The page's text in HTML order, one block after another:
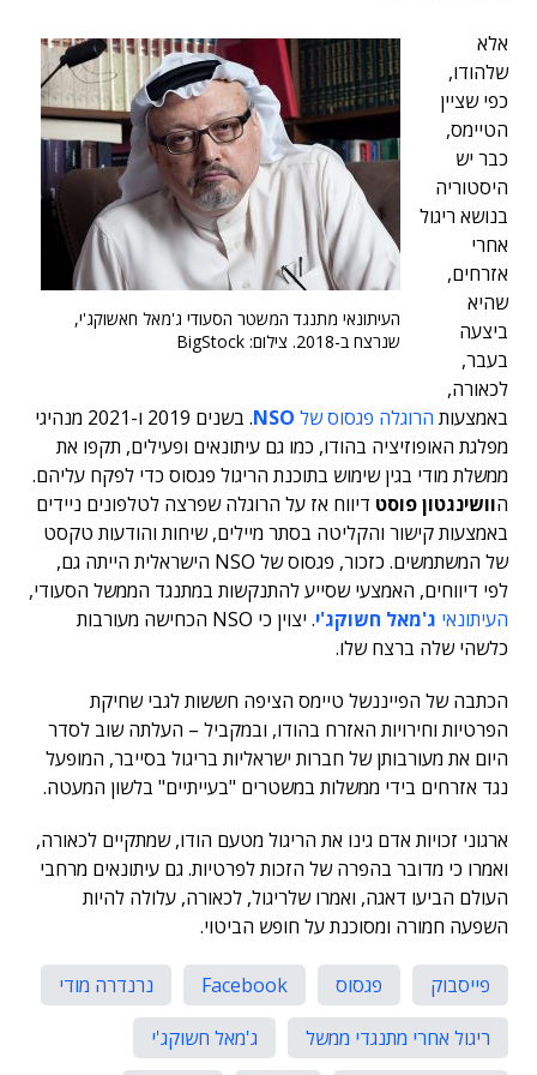
העיתונאי מתנגד המשטר הסעודי ג'מאל חאשוקג'י,
שנרצח ב-2018. צילום: BigStock
אלא
שלהודו,
כפי שציין
הטיימס,
כבר יש
היסטוריה
בנושא ריגול
אחרי
אזרחים,
שהיא
ביצעה
בעבר,
לכאורה,
באמצעות הרוגלה פגסוס של NSO
. בשנים 2019 ו-2021 מנהיגי
מפלגת האופוזיציה בהודו, כמו גם עיתונאים ופעילים, תקפו את
ממשלת מודי בגין שימוש בתוכנת הריגול פגסוס כדי לפקח עליהם.
הוושינגטון פוסט דיווח אז על הרוגלה שפרצה לטלפונים ניידים
באמצעות קישור והקליטה בסתר מיילים, שיחות והודעות טקסט
של המשתמשים. כזכור, פגסוס של NSO הישראלית הייתה גם,
לפי דיווחים, האמצעי שסייע להתנקשות במתנגד הממשל הסעודי,
העיתונאי ג'מאל חשוקג'י
. יצוין כי NSO הכחישה מעורבות
כלשהי שלה ברצח שלו.
הכתבה של הפייננשל טיימס הציפה חששות לגבי שחיקת
הפרטיות וחירויות האזרח בהודו, ובמקביל – העלתה שוב לסדר
היום את מעורבותן של חברות ישראליות בריגול בסייבר, המופעל
נגד אזרחים בידי ממשלות במשטרים "בעייתיים" בלשון המעטה.
ארגוני זכויות אדם גינו את הריגול מטעם הודו, שמתקיים לכאורה,
ואמרו כי מדובר בהפרה של הזכות לפרטיות. גם עיתונאים מרחבי
העולם הביעו דאגה, ואמרו שלריגול, לכאורה, עלולה להיות
השפעה חמורה ומסוכנת על חופש הביטוי.
פייסבוק פגסוס Facebook
נרנדרה מודי
ריגול אחרי מתנגדי ממשל
ג'מאל חשוקג'י